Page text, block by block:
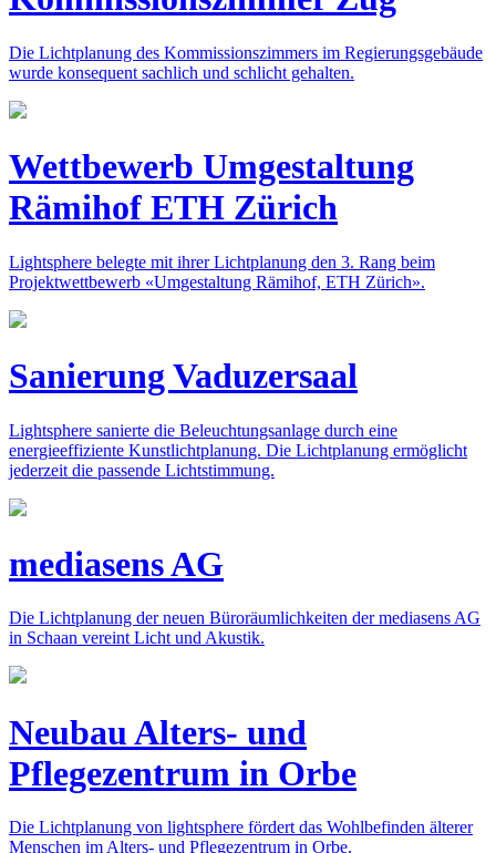
Die Lichtplanung des Kommissionszimmers im Regierungsgebäude
wurde konsequent sachlich und schlicht gehalten.
Wettbewerb Umgestaltung
Rämihof ETH Zürich
Lightsphere belegte mit ihrer Lichtplanung den 3. Rang beim
Projektwettbewerb «Umgestaltung Rämihof, ETH Zürich».
Sanierung Vaduzersaal
Lightsphere sanierte die Beleuchtungsanlage durch eine
energieeffiziente Kunstlichtplanung. Die Lichtplanung ermöglicht
jederzeit die passende Lichtstimmung.
mediasens AG
Die Lichtplanung der neuen Büroräumlichkeiten der mediasens AG
in Schaan vereint Licht und Akustik.
Neubau Alters- und
Pflegezentrum in Orbe
Die Lichtplanung von lightsphere fördert das Wohlbefinden älterer
Menschen im Alters- und Pflegezentrum in Orbe.